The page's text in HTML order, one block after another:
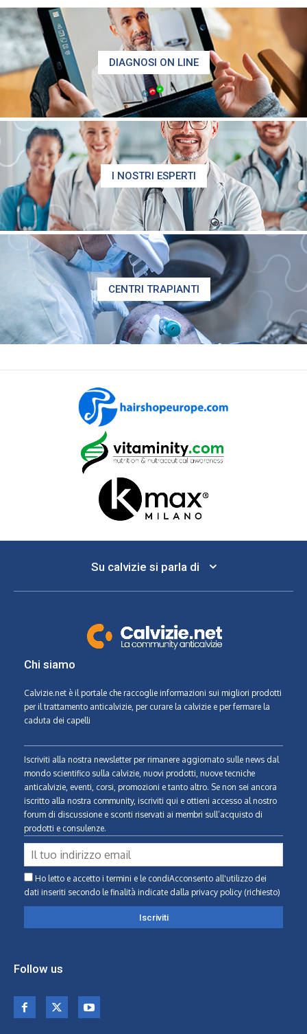
DIAGNOSI ON LINE
I NOSTRI ESPERTI
CENTRI TRAPIANTI
Su calvizie si parla di
Chi siamo
Calvizie.net è il portale che raccoglie informazioni sui migliori prodotti
per il trattamento anticalvizie, per curare la calvizie e per fermare la
caduta dei capelli
Iscriviti alla nostra newsletter per rimanere aggiornato sulle news dal
mondo scientifico sulla calvizie, nuovi prodotti, nuove tecniche
anticalvizie, eventi, corsi, promozioni e tanto altro. Se non sei ancora
iscritto alla nostra community, iscriviti qui e ottieni accesso al nostro
forum di discussione e sconti riservati ai membri sull’acquisto di
prodotti e consulenze.
Ho letto e accetto i termini e le condiAcconsento all'utilizzo dei
dati inseriti secondo le finalità indicate dalla privacy policy (richiesto)
Follow us